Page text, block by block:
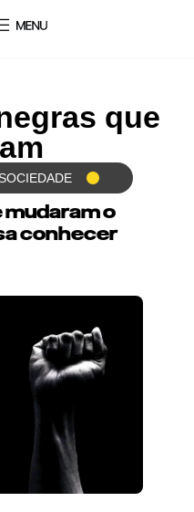
que
SOCIEDADE
o
conhecer